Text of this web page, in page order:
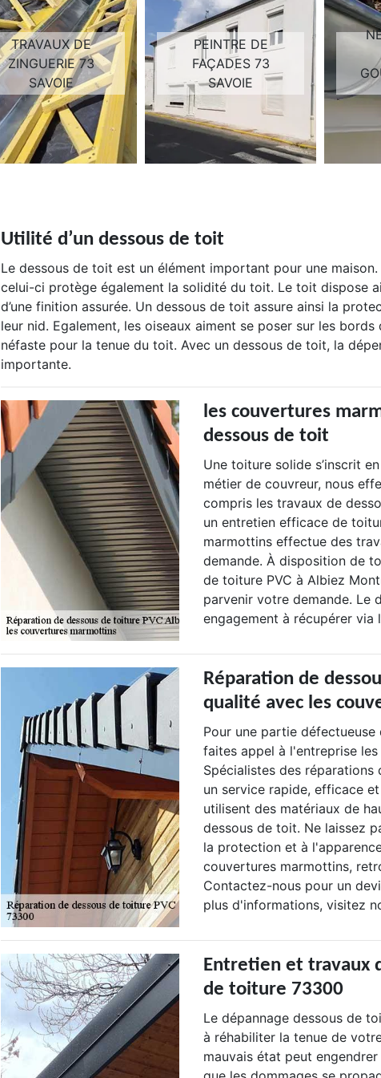
TRAVAUX DE
ZINGUERIE 73
SAVOIE
PEINTRE DE
FAÇADES 73
SAVOIE
Utilité d’un dessous de toit
Le dessous de toit est un élément important pour une maison.
celui-ci protège également la solidité du toit. Le toit dispose
d’une finition assurée. Un dessous de toit assure ainsi la
leur nid. Egalement, les oiseaux aiment se poser sur les
néfaste pour la tenue du toit. Avec un dessous de toit, la
importante.
les couvertures
dessous de toit
Une toiture solide s’inscrit
métier de couvreur, nous
compris les travaux de
un entretien efficace de
marmottins effectue des
demande. À disposition de
de toiture PVC à Albiez
parvenir votre demande. Le
engagement à récupérer via
Réparation de
qualité avec les
Pour une partie
faites appel à l'entreprise
Spécialistes des réparations
un service rapide, efficace
utilisent des matériaux de
dessous de toit. Ne laissez
la protection et à
couvertures marmottins,
Contactez-nous pour un
plus d'informations, visitez
Entretien et travaux
de toiture 73300
Le dépannage dessous de
à réhabiliter la tenue de
mauvais état peut